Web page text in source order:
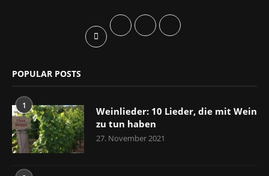
POPULAR POSTS
1
Weinlieder: 10 Lieder, die mit Wein
zu tun haben
27. November 2021